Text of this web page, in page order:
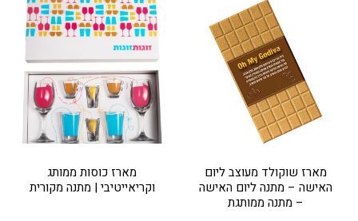
מארז שוקולד מעוצב ליום
האישה – מתנה ליום האישה
– מתנה ממותגת
מארז כוסות ממותג
וקריאייטיבי | מתנה מקורית